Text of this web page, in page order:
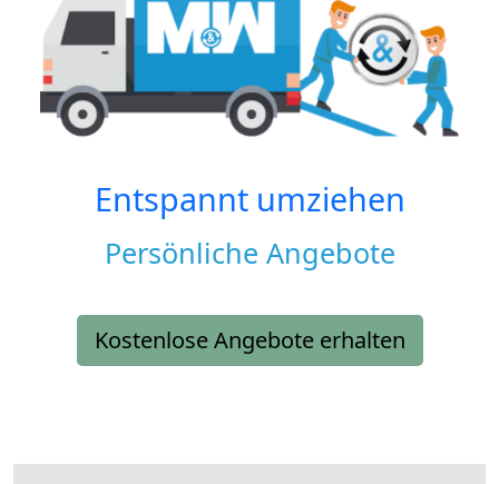
Entspannt umziehen
Persönliche Angebote
Kostenlose Angebote erhalten